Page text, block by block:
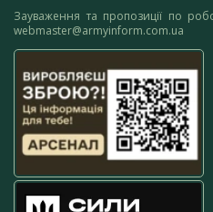
Зауваження та пропозиції по
webmaster@armyinform.com.ua